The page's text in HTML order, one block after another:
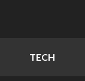
TECH